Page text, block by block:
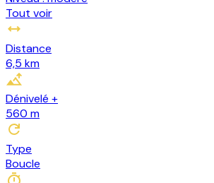
Tout voir
Distance
6,5 km
Dénivelé +
560 m
Type
Boucle